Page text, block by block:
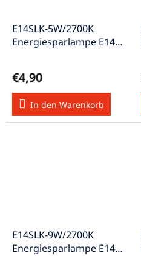
E14SLK-5W/2700K
Energiesparlampe E14
€4,90
In den Warenkorb
E14SLK-9W/2700K
Energiesparlampe E14